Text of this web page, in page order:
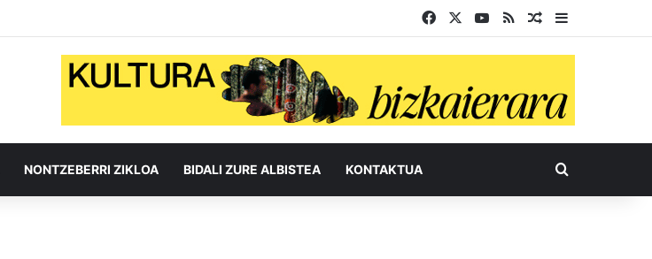
Facebook YouTube
RSS Ausazko
NONTZEBERRI ZIKLOA BIDALI ZURE ALBISTEA KONTAKTUA Bilatu